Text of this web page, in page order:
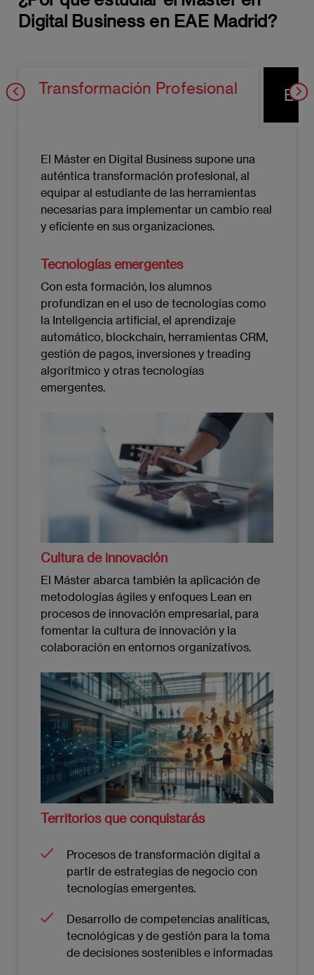
Digital Business en EAE Madrid?
Transformación Profesional
El Máster en Digital Business supone una
auténtica transformación profesional, al
equipar al estudiante de las herramientas
necesarias para implementar un cambio real
y eficiente en sus organizaciones.
Tecnologías emergentes
Con esta formación, los alumnos
profundizan en el uso de tecnologías como
la Inteligencia artificial, el aprendizaje
automático, blockchain, herramientas CRM,
gestión de pagos, inversiones y treading
algorítmico y otras tecnologías
emergentes.
Cultura de innovación
El Máster abarca también la aplicación de
metodologías ágiles y enfoques Lean en
procesos de innovación empresarial, para
fomentar la cultura de innovación y la
colaboración en entornos organizativos.
Imagen
Territorios que conquistarás
Procesos de transformación digital a
partir de estrategias de negocio con
tecnologías emergentes.
Desarrollo de competencias analíticas,
tecnológicas y de gestión para la toma
de decisiones sostenibles e informadas